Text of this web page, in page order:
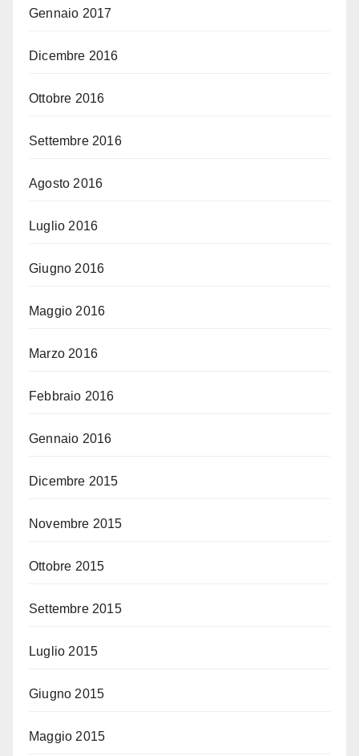
Gennaio 2017
Dicembre 2016
Ottobre 2016
Settembre 2016
Agosto 2016
Luglio 2016
Giugno 2016
Maggio 2016
Marzo 2016
Febbraio 2016
Gennaio 2016
Dicembre 2015
Novembre 2015
Ottobre 2015
Settembre 2015
Luglio 2015
Giugno 2015
Maggio 2015